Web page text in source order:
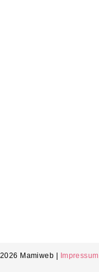
Mamiweb | Impressum